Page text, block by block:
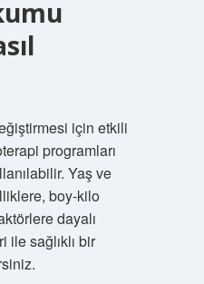
için etkili
programları
Yaş ve
boy-kilo
dayalı
ile sağlıklı bir